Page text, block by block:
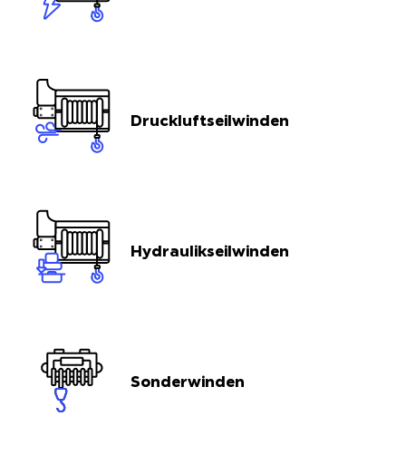
Druckluftseilwinden
Hydraulikseilwinden
Sonderwinden